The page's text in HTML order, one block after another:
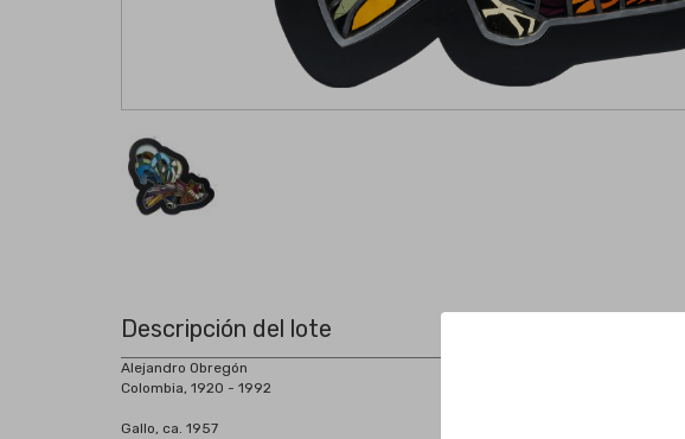
Descripción del lote
Alejandro Obregón
Colombia, 1920 - 1992
Gallo, ca. 1957